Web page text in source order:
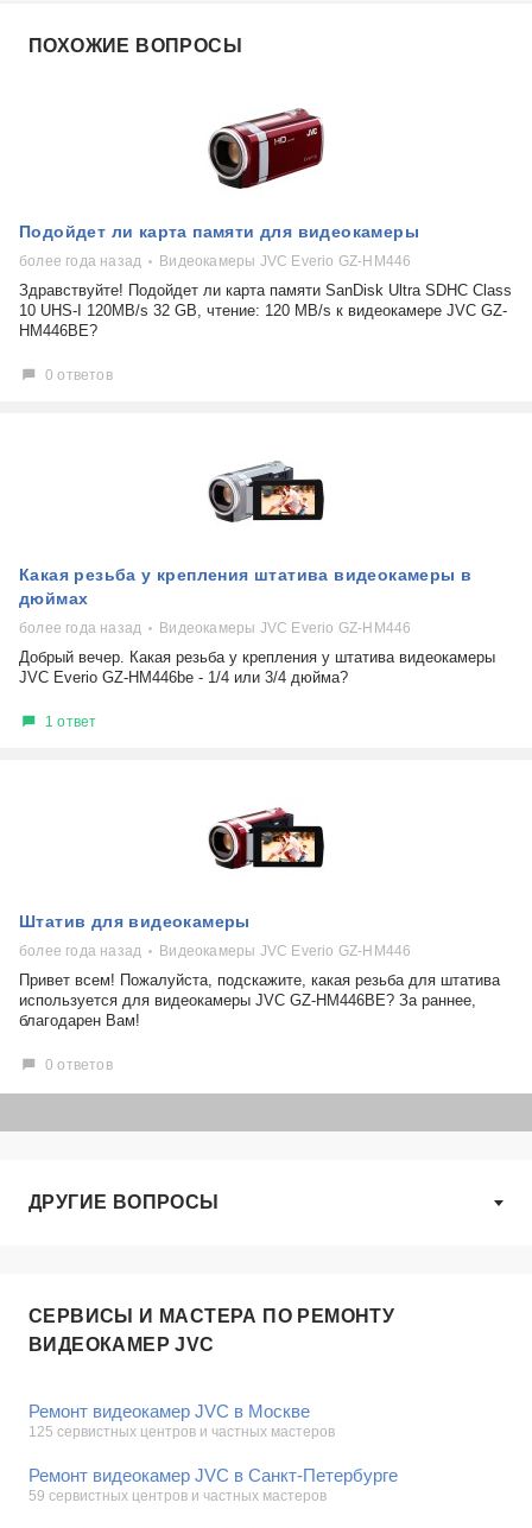
ПОХОЖИЕ ВОПРОСЫ
Подойдет ли карта памяти для видеокамеры
более года назад Видеокамеры JVC Everio GZ-HM446
Здравствуйте! Подойдет ли карта памяти SanDisk Ultra SDHC Class
10 UHS-I 120MB/s 32 GB, чтение: 120 MB/s к видеокамере JVC GZ-
HM446BE?
0 ответов
Какая резьба у крепления штатива видеокамеры в
дюймах
более года назад Видеокамеры JVC Everio GZ-HM446
Добрый вечер. Какая резьба у крепления у штатива видеокамеры
JVC Everio GZ-HM446be - 1/4 или 3/4 дюйма?
1 ответ
Штатив для видеокамеры
более года назад Видеокамеры JVC Everio GZ-HM446
Привет всем! Пожалуйста, подскажите, какая резьба для штатива
используется для видеокамеры JVC GZ-HM446BE? За раннее,
благодарен Вам!
0 ответов
ДРУГИЕ ВОПРОСЫ
СЕРВИСЫ И МАСТЕРА ПО РЕМОНТУ
ВИДЕОКАМЕР JVC
Ремонт видеокамер JVC в Москве
125 сервистных центров и частных мастеров
Ремонт видеокамер JVC в Санкт-Петербурге
59 сервистных центров и частных мастеров